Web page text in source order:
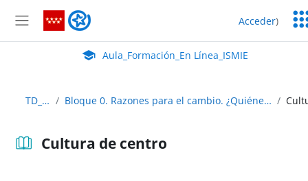
Panel lateral
Aula_Formación_En Línea_ISMIE Acceder)
Aula Virtual de EducaMadrid:
Aula_Formación_En Línea_ISMIE
TD_Abierto Bloque 0. Razones para el cambio. ¿Quiénes somos? ¿Qué queremos ser? ¿En qué creemos?
Cultura de centro